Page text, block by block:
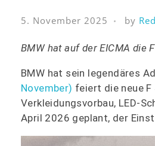
5. November 2025 by
BMW hat auf der EICMA die
BMW hat sein legendäres
November) feiert die neue
Verkleidungsvorbau, LED-
April 2026 geplant, der